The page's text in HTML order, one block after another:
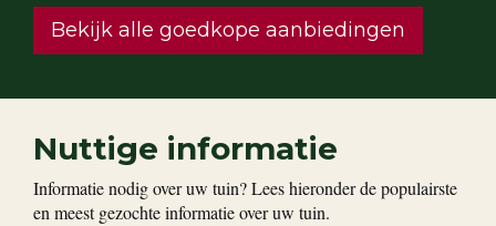
Bekijk alle goedkope aanbiedingen
Nuttige informatie
Informatie nodig over uw tuin? Lees hieronder de populairste
en meest gezochte informatie over uw tuin.